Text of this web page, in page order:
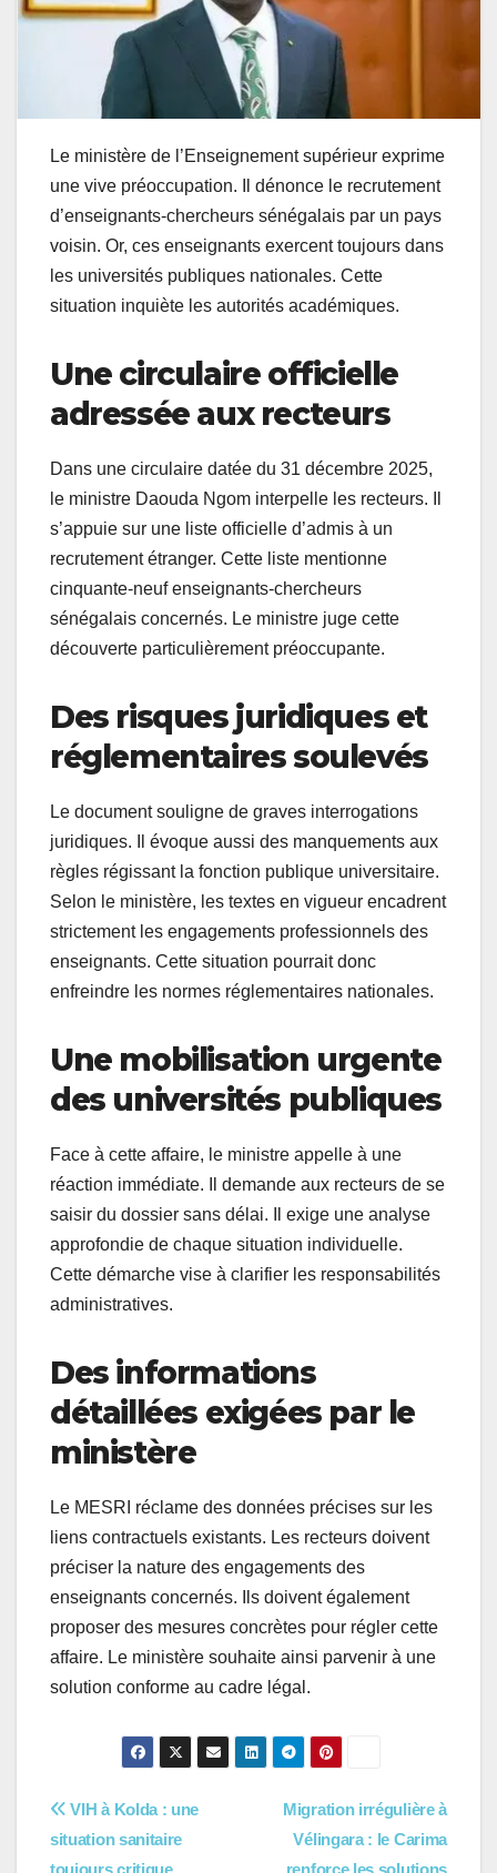
Le ministère de l’Enseignement supérieur exprime
une vive préoccupation. Il dénonce le recrutement
d’enseignants-chercheurs sénégalais par un pays
voisin. Or, ces enseignants exercent toujours dans
les universités publiques nationales. Cette
situation inquiète les autorités académiques.
Une circulaire officielle
adressée aux recteurs
Dans une circulaire datée du 31 décembre 2025,
le ministre Daouda Ngom interpelle les recteurs. Il
s’appuie sur une liste officielle d’admis à un
recrutement étranger. Cette liste mentionne
cinquante-neuf enseignants-chercheurs
sénégalais concernés. Le ministre juge cette
découverte particulièrement préoccupante.
Des risques juridiques et
réglementaires soulevés
Le document souligne de graves interrogations
juridiques. Il évoque aussi des manquements aux
règles régissant la fonction publique universitaire.
Selon le ministère, les textes en vigueur encadrent
strictement les engagements professionnels des
enseignants. Cette situation pourrait donc
enfreindre les normes réglementaires nationales.
Une mobilisation urgente
des universités publiques
Face à cette affaire, le ministre appelle à une
réaction immédiate. Il demande aux recteurs de se
saisir du dossier sans délai. Il exige une analyse
approfondie de chaque situation individuelle.
Cette démarche vise à clarifier les responsabilités
administratives.
Des informations
détaillées exigées par le
ministère
Le MESRI réclame des données précises sur les
liens contractuels existants. Les recteurs doivent
préciser la nature des engagements des
enseignants concernés. Ils doivent également
proposer des mesures concrètes pour régler cette
affaire. Le ministère souhaite ainsi parvenir à une
solution conforme au cadre légal.
Navigation
de
Migration irrégulière à
Vélingara : le Carima
renforce les solutions
VIH à Kolda : une
situation sanitaire
toujours critique